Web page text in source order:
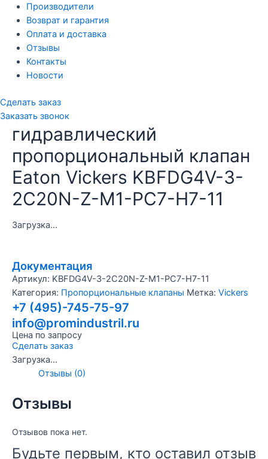
Производители
Возврат и гарантия
Оплата и доставка
Отзывы
Контакты
Новости
Сделать заказ
Заказать звонок
гидравлический
пропорциональный клапан
Eaton Vickers KBFDG4V-3-
2C20N-Z-M1-PC7-H7-11
Загрузка...
Документация
Артикул: KBFDG4V-3-2C20N-Z-M1-PC7-H7-11
Категория: Пропорциональные клапаны Метка: Vickers
+7 (495)-745-75-97
info@promindustril.ru
Цена по запросу
Сделать заказ
Загрузка...
Отзывы (0)
Отзывы
Отзывов пока нет.
Будьте первым, кто оставил отзыв